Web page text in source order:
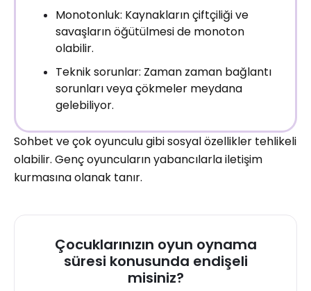
Monotonluk: Kaynakların çiftçiliği ve
savaşların öğütülmesi de monoton
olabilir.
Teknik sorunlar: Zaman zaman bağlantı
sorunları veya çökmeler meydana
gelebiliyor.
Sohbet ve çok oyunculu gibi sosyal özellikler tehlikeli
olabilir. Genç oyuncuların yabancılarla iletişim
kurmasına olanak tanır.
Çocuklarınızın oyun oynama
süresi konusunda endişeli
misiniz?